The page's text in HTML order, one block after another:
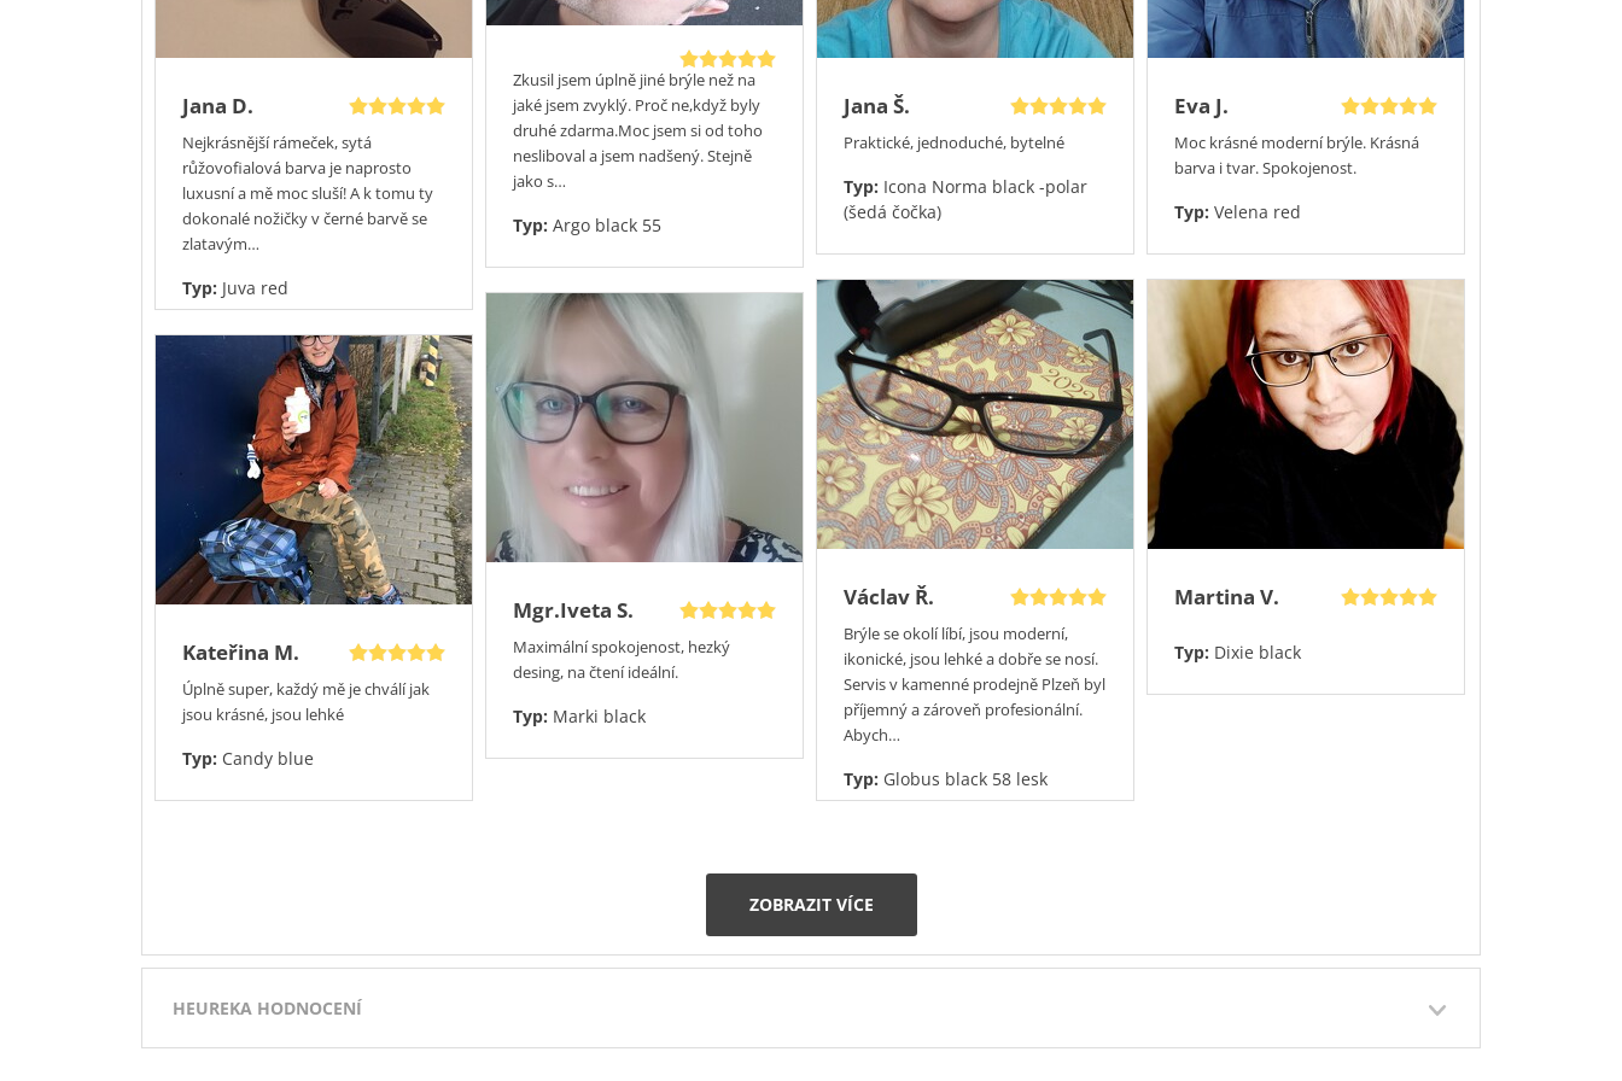
Neváhejte s nákupem, skladové možnosti nejsou bezedné!
Jana D.
Nejkrásnější rámeček, sytá
růžovofialová barva je naprosto
luxusní a mě moc sluší! A k tomu ty
dokonalé nožičky v černé barvě se
zlatavým…
Typ: Juva red
Zkusil jsem úplně jiné brýle než na
jaké jsem zvyklý. Proč ne,když byly
druhé zdarma.Moc jsem si od toho
nesliboval a jsem nadšený. Stejně
jako s…
Typ: Argo black 55
Jana Š.
Praktické, jednoduché, bytelné
Typ: Icona Norma black -polar
(šedá čočka)
Eva J.
Moc krásné moderní brýle. Krásná
barva i tvar. Spokojenost.
Typ: Velena red
Kateřina M.
Úplně super, každý mě je chválí jak
jsou krásné, jsou lehké
Typ: Candy blue
Mgr.Iveta S.
Maximální spokojenost, hezký
desing, na čtení ideální.
Typ: Marki black
Václav Ř.
Brýle se okolí líbí, jsou moderní,
ikonické, jsou lehké a dobře se nosí.
Servis v kamenné prodejně Plzeň byl
příjemný a zároveň profesionální.
Abych…
Typ: Globus black 58 lesk
Martina V.
Typ: Dixie black
ZOBRAZIT VÍCE
HEUREKA HODNOCENÍ